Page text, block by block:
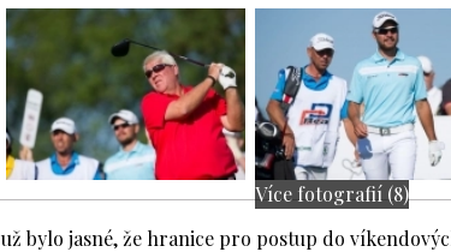
Více fotografií (8)
bylo jasné, že hranice pro postup do